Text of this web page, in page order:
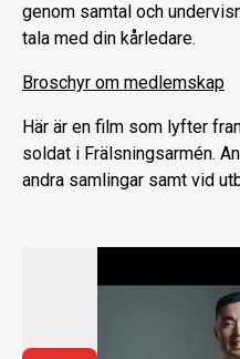
genom samtal och
tala med din kårledare.
Broschyr om medlemskap
Här är en film som lyfter
soldat i Frälsningsarmén.
andra samlingar samt vid